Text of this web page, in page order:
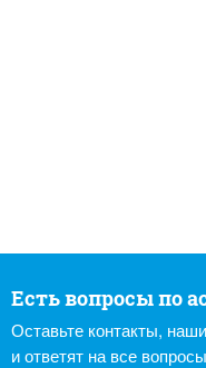
Есть вопросы по
Оставьте контакты,
и ответят на все вопросы